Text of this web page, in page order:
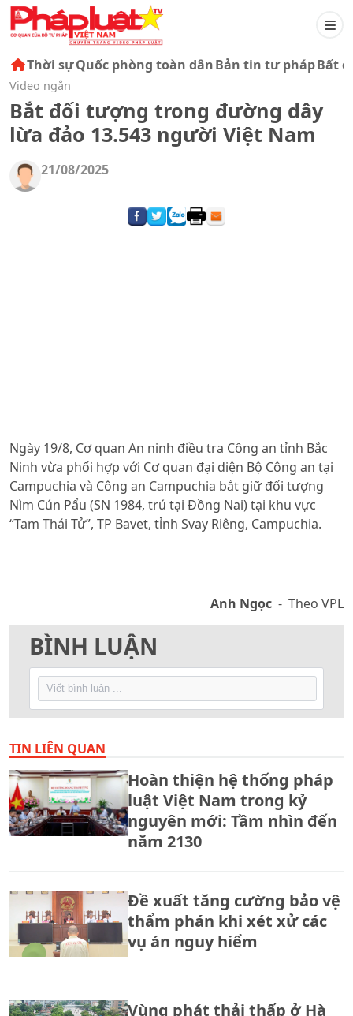
Thời sựQuốc phòng toàn dânBản tin tư phápBất
Video ngắn
Bắt đối tượng trong đường dây
lừa đảo 13.543 người Việt Nam
21/08/2025
Ngày 19/8, Cơ quan An ninh điều tra Công an tỉnh Bắc
Ninh vừa phối hợp với Cơ quan đại diện Bộ Công an tại
Campuchia và Công an Campuchia bắt giữ đối tượng
Nìm Cún Pẩu (SN 1984, trú tại Đồng Nai) tại khu vực
“Tam Thái Tử”, TP Bavet, tỉnh Svay Riêng, Campuchia.
Anh Ngọc - Theo VPL
BÌNH LUẬN
TIN LIÊN QUAN
Hoàn thiện hệ thống pháp
luật Việt Nam trong kỷ
nguyên mới: Tầm nhìn đến
năm 2130
Đề xuất tăng cường bảo vệ
thẩm phán khi xét xử các
vụ án nguy hiểm
Vùng phát thải thấp ở Hà